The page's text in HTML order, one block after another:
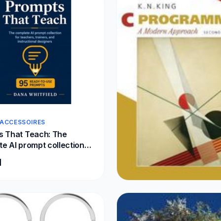
That Teach: The
AI prompt collection
designers: 95
ETEN & DRINKEN
C Programming